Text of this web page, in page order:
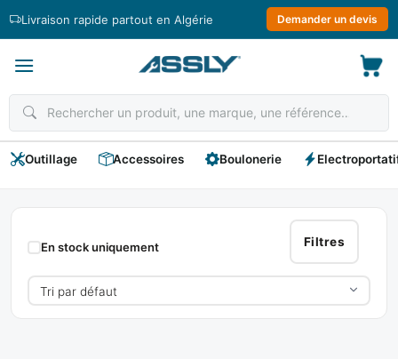
Livraison rapide partout en Algérie Demander un devis
Outillage Accessoires Boulonerie
IZAR
Filtres
En stock uniquement